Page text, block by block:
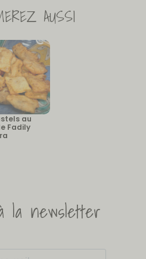
AUSSI
au
Fadily
la newsletter